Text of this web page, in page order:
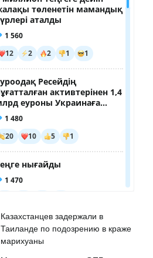
Казахстанцев задержали в
Таиланде по подозрению в краже
марихуаны